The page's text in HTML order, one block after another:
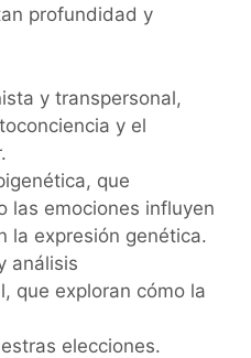
profundidad y
y transpersonal,
y el
que
las emociones influyen
la expresión genética.
análisis
que exploran cómo la
elecciones.